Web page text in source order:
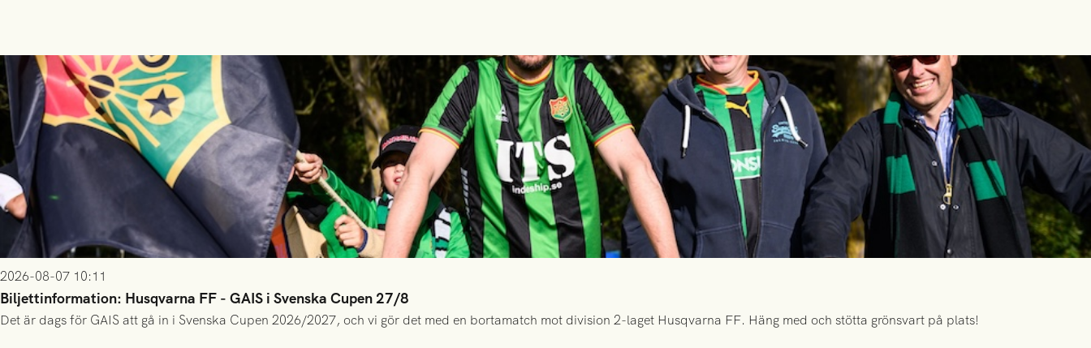
2026-08-07 10:11
Biljettinformation: Husqvarna FF - GAIS i Svenska Cupen 27/8
Det är dags för GAIS att gå in i Svenska Cupen 2026/2027, och vi gör det med en bortamatch mot division 2-laget Husqvarna FF. Häng med och stötta grönsvart på plats!